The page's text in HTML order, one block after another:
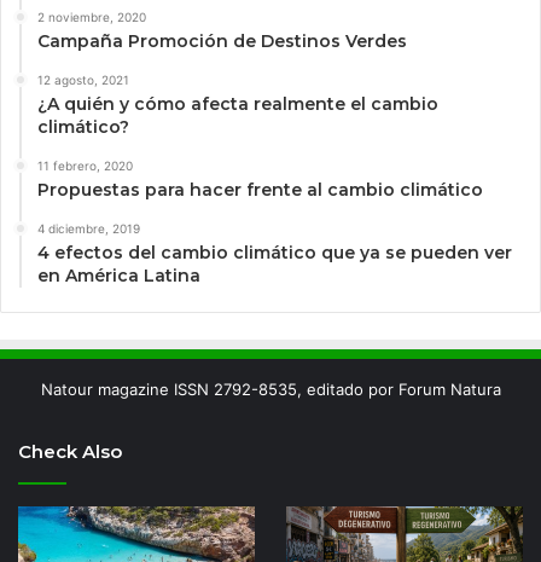
2 noviembre, 2020
Campaña Promoción de Destinos Verdes
12 agosto, 2021
¿A quién y cómo afecta realmente el cambio
climático?
11 febrero, 2020
Propuestas para hacer frente al cambio climático
4 diciembre, 2019
4 efectos del cambio climático que ya se pueden ver
en América Latina
Natour magazine ISSN 2792-8535, editado por Forum Natura
Check Also